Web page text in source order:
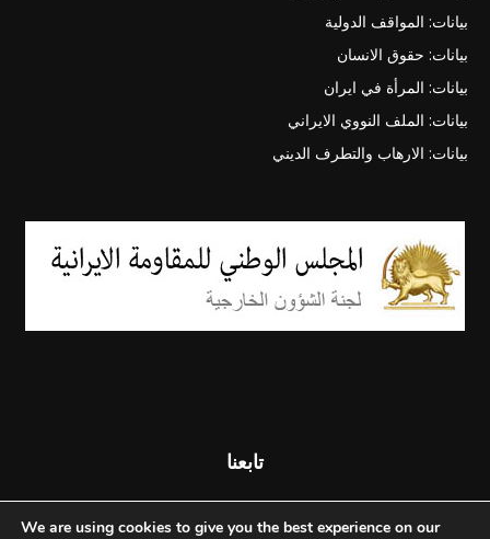
بيانات: المواقف الدولية
بيانات: حقوق الانسان
بيانات: المرأة في ايران
بيانات: الملف النووي الايراني
بيانات: الارهاب والتطرف الديني
تابعنا
We are using cookies to give you the best experience on our